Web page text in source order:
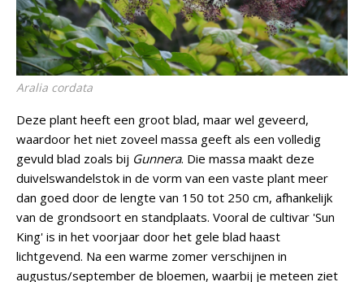
Aralia cordata
Deze plant heeft een groot blad, maar wel geveerd,
waardoor het niet zoveel massa geeft als een volledig
gevuld blad zoals bij Gunnera. Die massa maakt deze
duivelswandelstok in de vorm van een vaste plant meer
dan goed door de lengte van 150 tot 250 cm, afhankelijk
van de grondsoort en standplaats. Vooral de cultivar 'Sun
King' is in het voorjaar door het gele blad haast
lichtgevend. Na een warme zomer verschijnen in
augustus/september de bloemen, waarbij je meteen ziet